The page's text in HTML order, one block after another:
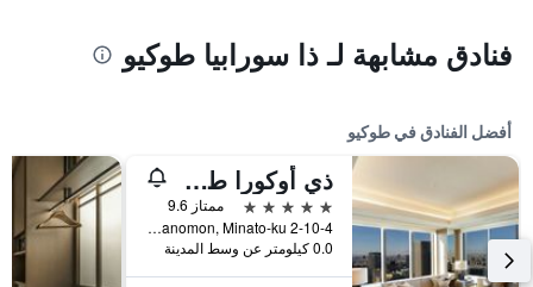
فنادق مشابهة لـ ذا سورابيا طوكيو
أفضل الفنادق في طوكيو
ذي أوكورا طوكيو
5 نجوم
ممتاز 9.6
2-10-4 Toranomon, Minato-ku, طوكيو, اليابان
0.0 كيلومتر عن وسط المدينة